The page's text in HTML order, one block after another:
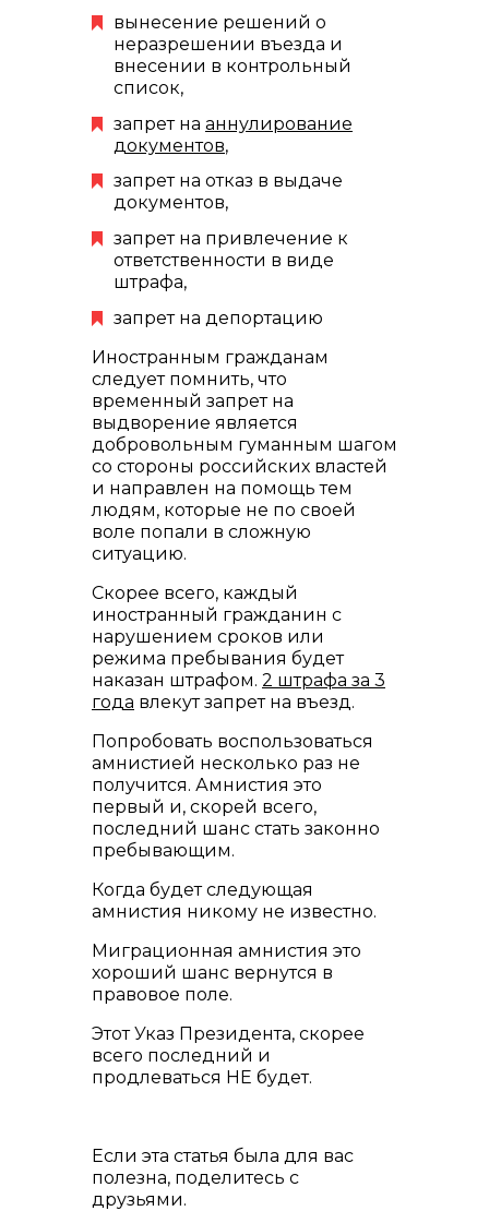
вынесение решений о
неразрешении въезда и
внесении в контрольный
список,
запрет на аннулирование
документов,
запрет на отказ в выдаче
документов,
запрет на привлечение к
ответственности в виде
штрафа,
запрет на депортацию
Иностранным гражданам
следует помнить, что
временный запрет на
выдворение является
добровольным гуманным шагом
со стороны российских властей
и направлен на помощь тем
людям, которые не по своей
воле попали в сложную
ситуацию.
Скорее всего, каждый
иностранный гражданин с
нарушением сроков или
режима пребывания будет
наказан штрафом. 2 штрафа за 3
года влекут запрет на въезд.
Попробовать воспользоваться
амнистией несколько раз не
получится. Амнистия это
первый и, скорей всего,
последний шанс стать законно
пребывающим.
Когда будет следующая
амнистия никому не известно.
Миграционная амнистия это
хороший шанс вернутся в
правовое поле.
Этот Указ Президента, скорее
всего последний и
продлеваться НЕ будет.
Если эта статья была для вас
полезна, поделитесь с
друзьями.